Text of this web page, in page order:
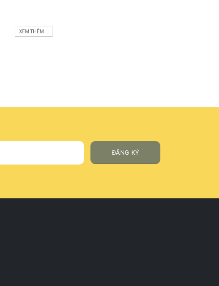
XEM THÊM...
ĐĂNG KÝ